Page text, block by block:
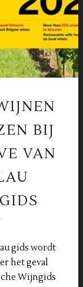
BIJ
VAN
gids wordt
het geval
Wijngids